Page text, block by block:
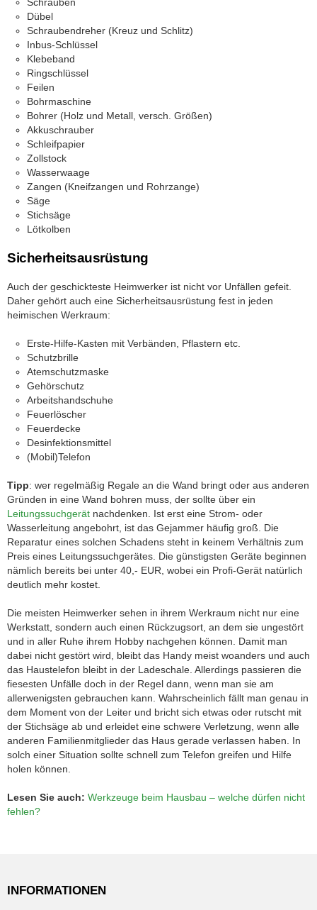
Dübel
Schraubendreher (Kreuz und Schlitz)
Inbus-Schlüssel
Klebeband
Ringschlüssel
Feilen
Bohrmaschine
Bohrer (Holz und Metall, versch. Größen)
Akkuschrauber
Schleifpapier
Zollstock
Wasserwaage
Zangen (Kneifzangen und Rohrzange)
Säge
Stichsäge
Lötkolben
Sicherheitsausrüstung
Auch der geschickteste Heimwerker ist nicht vor Unfällen gefeit.
Daher gehört auch eine Sicherheitsausrüstung fest in jeden
heimischen Werkraum:
Erste-Hilfe-Kasten mit Verbänden, Pflastern etc.
Schutzbrille
Atemschutzmaske
Gehörschutz
Arbeitshandschuhe
Feuerlöscher
Feuerdecke
Desinfektionsmittel
(Mobil)Telefon
Tipp: wer regelmäßig Regale an die Wand bringt oder aus anderen
Gründen in eine Wand bohren muss, der sollte über ein
Leitungssuchgerät nachdenken. Ist erst eine Strom- oder
Wasserleitung angebohrt, ist das Gejammer häufig groß. Die
Reparatur eines solchen Schadens steht in keinem Verhältnis zum
Preis eines Leitungssuchgerätes. Die günstigsten Geräte beginnen
nämlich bereits bei unter 40,- EUR, wobei ein Profi-Gerät natürlich
deutlich mehr kostet.
Die meisten Heimwerker sehen in ihrem Werkraum nicht nur eine
Werkstatt, sondern auch einen Rückzugsort, an dem sie ungestört
und in aller Ruhe ihrem Hobby nachgehen können. Damit man
dabei nicht gestört wird, bleibt das Handy meist woanders und auch
das Haustelefon bleibt in der Ladeschale. Allerdings passieren die
fiesesten Unfälle doch in der Regel dann, wenn man sie am
allerwenigsten gebrauchen kann. Wahrscheinlich fällt man genau in
dem Moment von der Leiter und bricht sich etwas oder rutscht mit
der Stichsäge ab und erleidet eine schwere Verletzung, wenn alle
anderen Familienmitglieder das Haus gerade verlassen haben. In
solch einer Situation sollte schnell zum Telefon greifen und Hilfe
holen können.
Lesen Sie auch: Werkzeuge beim Hausbau – welche dürfen nicht
fehlen?
INFORMATIONEN